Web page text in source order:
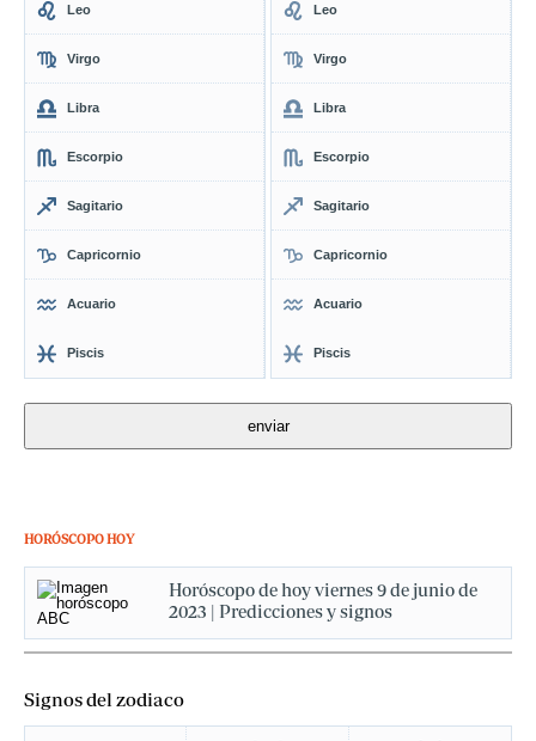
Leo
Virgo
Libra
Escorpio
Sagitario
Capricornio
Acuario
Piscis
Leo
Virgo
Libra
Escorpio
Sagitario
Capricornio
Acuario
Piscis
HORÓSCOPO HOY
Horóscopo de hoy viernes 9 de junio de
2023 | Predicciones y signos
Signos del zodiaco